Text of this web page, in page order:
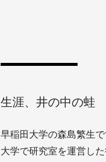
生涯、井の中の蛙
早稲田大学の森島繁生
大学で研究室を運営し